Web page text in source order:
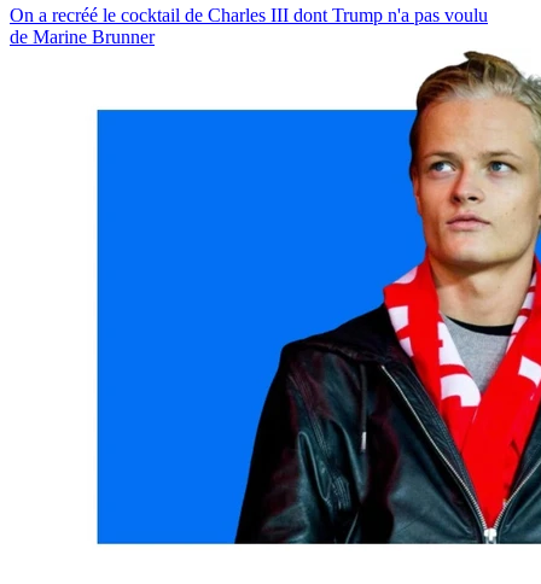
On a recréé le cocktail de Charles III dont Trump n'a pas voulu
de Marine Brunner